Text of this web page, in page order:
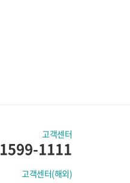
고객센터
1599-1111
고객센터(해외)